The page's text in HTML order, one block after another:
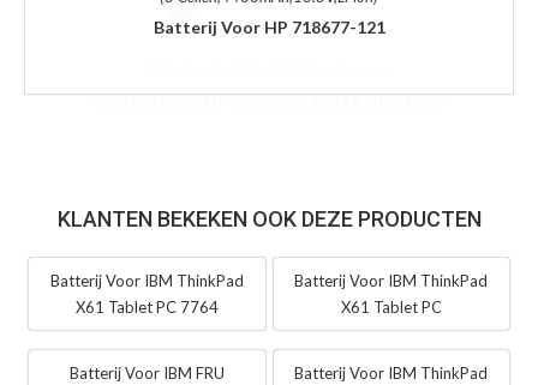
Batterij Voor HP 718677-121
KLANTEN BEKEKEN OOK DEZE PRODUCTEN
Batterij Voor IBM ThinkPad
X61 Tablet PC 7764
Batterij Voor IBM ThinkPad
X61 Tablet PC
Batterij Voor IBM FRU
Batterij Voor IBM ThinkPad